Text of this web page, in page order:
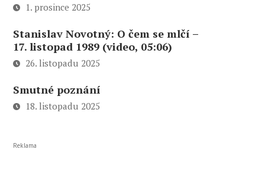
1. prosince 2025
Stanislav Novotný: O čem se mlčí –
17. listopad 1989 (video, 05:06)
26. listopadu 2025
Smutné poznání
18. listopadu 2025
Reklama